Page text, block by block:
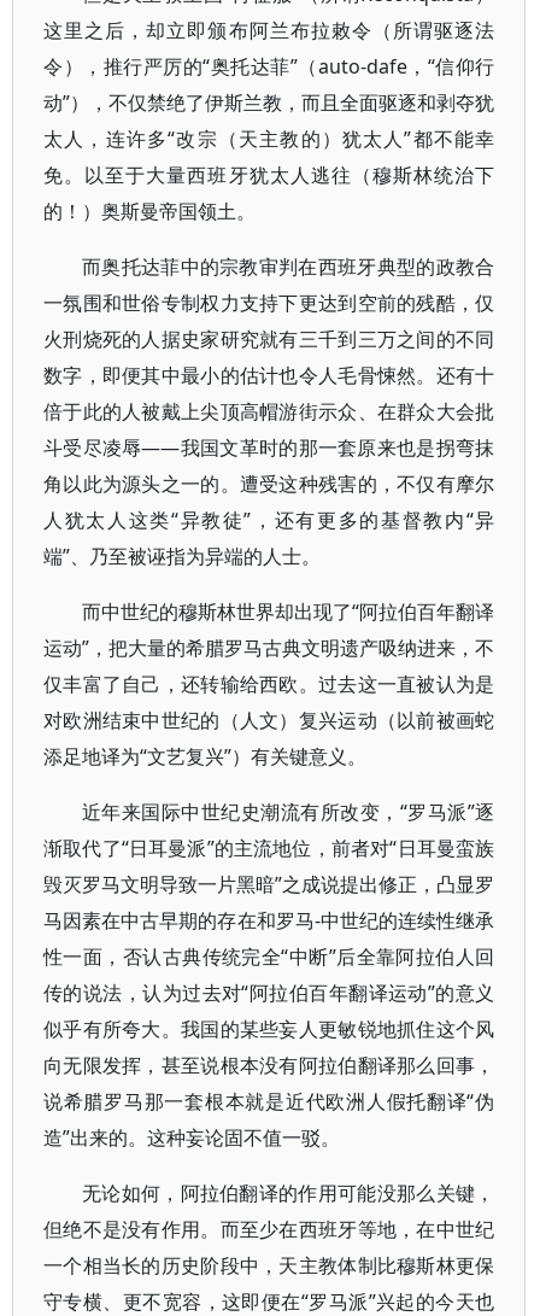
这里之后，却立即颁布阿兰布拉敕令（所谓驱逐法
令），推行严厉的“奥托达菲”（auto-dafe，“信仰行
动”），不仅禁绝了伊斯兰教，而且全面驱逐和剥夺犹
太人，连许多“改宗（天主教的）犹太人”都不能幸
免。以至于大量西班牙犹太人逃往（穆斯林统治下
的！）奥斯曼帝国领土。
而奥托达菲中的宗教审判在西班牙典型的政教合
一氛围和世俗专制权力支持下更达到空前的残酷，仅
火刑烧死的人据史家研究就有三千到三万之间的不同
数字，即便其中最小的估计也令人毛骨悚然。还有十
倍于此的人被戴上尖顶高帽游街示众、在群众大会批
斗受尽凌辱——我国文革时的那一套原来也是拐弯抹
角以此为源头之一的。遭受这种残害的，不仅有摩尔
人犹太人这类“异教徒”，还有更多的基督教内“异
端”、乃至被诬指为异端的人士。
而中世纪的穆斯林世界却出现了“阿拉伯百年翻译
运动”，把大量的希腊罗马古典文明遗产吸纳进来，不
仅丰富了自己，还转输给西欧。过去这一直被认为是
对欧洲结束中世纪的（人文）复兴运动（以前被画蛇
添足地译为“文艺复兴”）有关键意义。
近年来国际中世纪史潮流有所改变，“罗马派”逐
渐取代了“日耳曼派”的主流地位，前者对“日耳曼蛮族
毁灭罗马文明导致一片黑暗”之成说提出修正，凸显罗
马因素在中古早期的存在和罗马-中世纪的连续性继承
性一面，否认古典传统完全“中断”后全靠阿拉伯人回
传的说法，认为过去对“阿拉伯百年翻译运动”的意义
似乎有所夸大。我国的某些妄人更敏锐地抓住这个风
向无限发挥，甚至说根本没有阿拉伯翻译那么回事，
说希腊罗马那一套根本就是近代欧洲人假托翻译“伪
造”出来的。这种妄论固不值一驳。
无论如何，阿拉伯翻译的作用可能没那么关键，
但绝不是没有作用。而至少在西班牙等地，在中世纪
一个相当长的历史阶段中，天主教体制比穆斯林更保
守专横、更不宽容，这即便在“罗马派”兴起的今天也